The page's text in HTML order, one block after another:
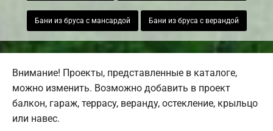
Бани из бруса с мансардой Бани из бруса с верандой
Внимание! Проекты, представленные в каталоге,
можно изменить. Возможно добавить в проект
балкон, гараж, террасу, веранду, остекление, крыльцо
или навес.